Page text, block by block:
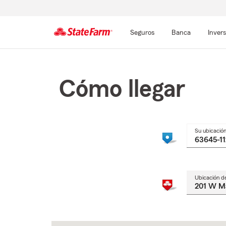
Seguros Banca
Cómo llegar
Su ubicación
Ubicación